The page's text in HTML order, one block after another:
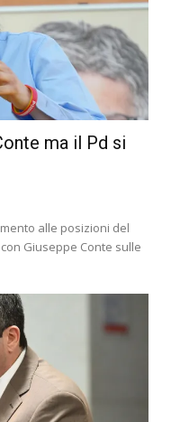
ma il Pd si
alle posizioni del
Giuseppe Conte sulle